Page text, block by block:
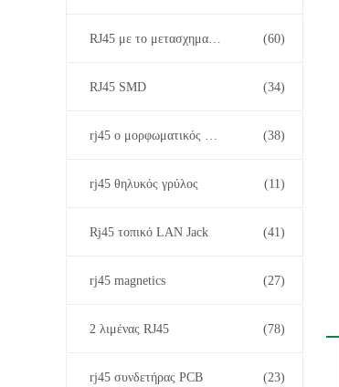
RJ45 με το μετασχηματιστή (60)
RJ45 SMD (34)
rj45 ο μορφωματικός Jack (38)
rj45 θηλυκός γρύλος (11)
Rj45 τοπικό LAN Jack (41)
rj45 magnetics (27)
2 λιμένας RJ45 (78)
rj45 συνδετήρας PCB (23)